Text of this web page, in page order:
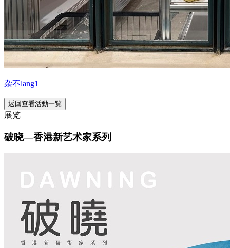
杂不lang1
返回查看活動一覧
展览
破晓—香港新艺术家系列